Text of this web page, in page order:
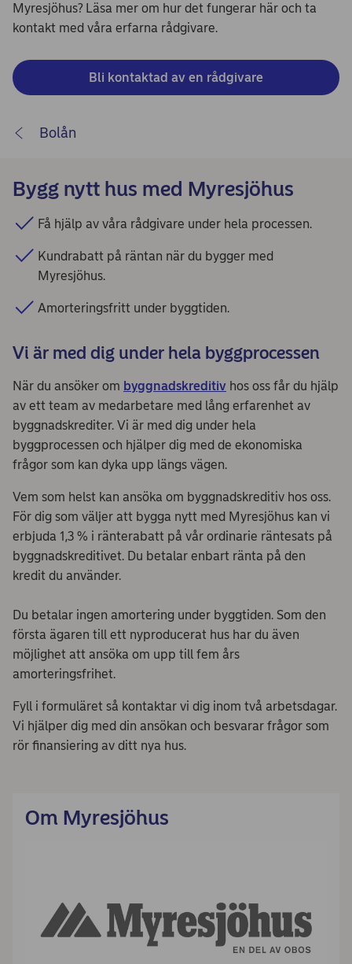
Myresjöhus? Läsa mer om hur det fungerar här och ta
kontakt med våra erfarna rådgivare.
Bli kontaktad av en rådgivare
Bolån
Bygg nytt hus med Myresjöhus
Få hjälp av våra rådgivare under hela processen.
Kundrabatt på räntan när du bygger med
Myresjöhus.
Amorteringsfritt under byggtiden.
Vi är med dig under hela byggprocessen
När du ansöker om byggnadskreditiv hos oss får du hjälp
av ett team av medarbetare med lång erfarenhet av
byggnadskrediter. Vi är med dig under hela
byggprocessen och hjälper dig med de ekonomiska
frågor som kan dyka upp längs vägen.
Vem som helst kan ansöka om byggnadskreditiv hos oss.
För dig som väljer att bygga nytt med Myresjöhus kan vi
erbjuda 1,3 % i ränterabatt på vår ordinarie räntesats på
byggnadskreditivet. Du betalar enbart ränta på den
kredit du använder.
Du betalar ingen amortering under byggtiden. Som den
första ägaren till ett nyproducerat hus har du även
möjlighet att ansöka om upp till fem års
amorteringsfrihet.
Fyll i formuläret så kontaktar vi dig inom två arbetsdagar.
Vi hjälper dig med din ansökan och besvarar frågor som
rör finansiering av ditt nya hus.
Om Myresjöhus